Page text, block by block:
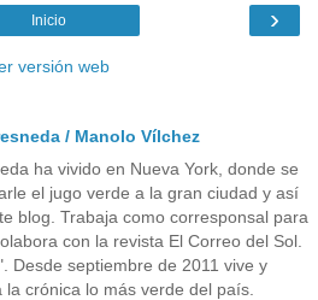
›
Inicio
versión web
/ Manolo Vílchez
ha vivido en Nueva York, donde se
el jugo verde a la gran ciudad y así
blog. Trabaja como corresponsal para
con la revista El Correo del Sol.
Desde septiembre de 2011 vive y
crónica lo más verde del país.